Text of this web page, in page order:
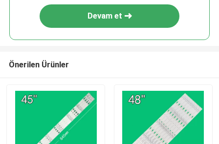
Devam et
Önerilen Ürünler